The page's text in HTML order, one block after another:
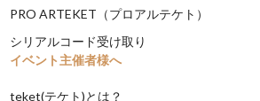
PRO ARTEKET（プロアルテケト）
シリアルコード受け取り
イベント主催者様へ
teket(テケト)とは？